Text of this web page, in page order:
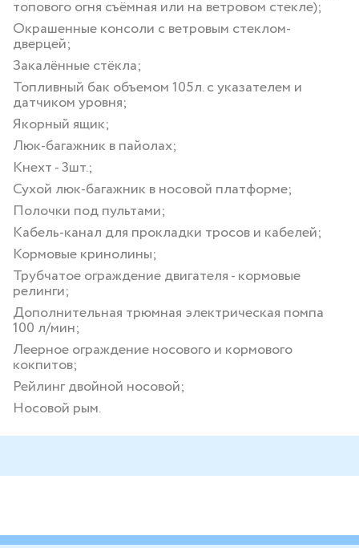
топового огня съёмная или на ветровом стекле);
Окрашенные консоли с ветровым стеклом-
дверцей;
Закалённые стёкла;
Топливный бак объемом 105л. с указателем и
датчиком уровня;
Якорный ящик;
Люк-багажник в пайолах;
Кнехт - 3шт.;
Сухой люк-багажник в носовой платформе;
Полочки под пультами;
Кабель-канал для прокладки тросов и кабелей;
Кормовые кринолины;
Трубчатое ограждение двигателя - кормовые
релинги;
Дополнительная трюмная электрическая помпа
100 л/мин;
Леерное ограждение носового и кормового
кокпитов;
Рейлинг двойной носовой;
Носовой рым.